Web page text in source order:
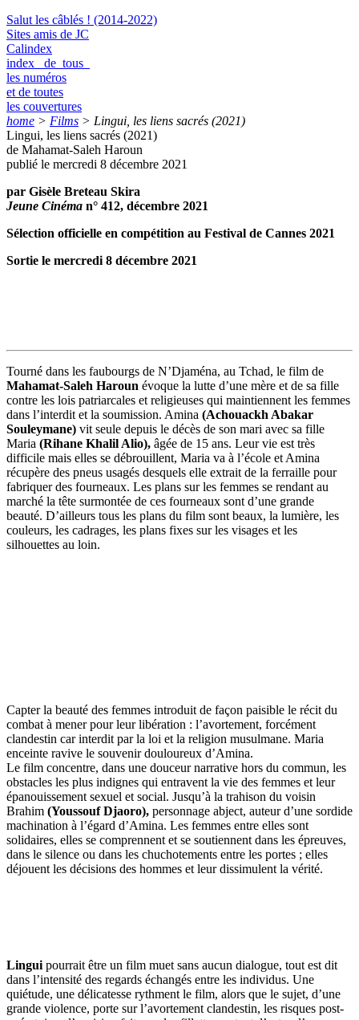
Salut les câblés ! (2014-2022)
Sites amis de JC
Calindex
index de tous
les numéros
et de toutes
les couvertures
home > Films > Lingui, les liens sacrés (2021)
Lingui, les liens sacrés (2021)
de Mahamat-Saleh Haroun
publié le mercredi 8 décembre 2021
par Gisèle Breteau Skira
Jeune Cinéma n° 412, décembre 2021
Sélection officielle en compétition au Festival de Cannes 2021
Sortie le mercredi 8 décembre 2021
Tourné dans les faubourgs de N’Djaména, au Tchad, le film de
Mahamat-Saleh Haroun évoque la lutte d’une mère et de sa fille
contre les lois patriarcales et religieuses qui maintiennent les femmes
dans l’interdit et la soumission. Amina (Achouackh Abakar
Souleymane) vit seule depuis le décès de son mari avec sa fille
Maria (Rihane Khalil Alio), âgée de 15 ans. Leur vie est très
difficile mais elles se débrouillent, Maria va à l’école et Amina
récupère des pneus usagés desquels elle extrait de la ferraille pour
fabriquer des fourneaux. Les plans sur les femmes se rendant au
marché la tête surmontée de ces fourneaux sont d’une grande
beauté. D’ailleurs tous les plans du film sont beaux, la lumière, les
couleurs, les cadrages, les plans fixes sur les visages et les
silhouettes au loin.
Capter la beauté des femmes introduit de façon paisible le récit du
combat à mener pour leur libération : l’avortement, forcément
clandestin car interdit par la loi et la religion musulmane. Maria
enceinte ravive le souvenir douloureux d’Amina.
Le film concentre, dans une douceur narrative hors du commun, les
obstacles les plus indignes qui entravent la vie des femmes et leur
épanouissement sexuel et social. Jusqu’à la trahison du voisin
Brahim (Youssouf Djaoro), personnage abject, auteur d’une sordide
machination à l’égard d’Amina. Les femmes entre elles sont
solidaires, elles se comprennent et se soutiennent dans les épreuves,
dans le silence ou dans les chuchotements entre les portes ; elles
déjouent les décisions des hommes et leur dissimulent la vérité.
Lingui pourrait être un film muet sans aucun dialogue, tout est dit
dans l’intensité des regards échangés entre les individus. Une
quiétude, une délicatesse rythment le film, alors que le sujet, d’une
grande violence, porte sur l’avortement clandestin, les risques post-